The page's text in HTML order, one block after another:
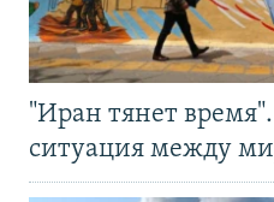
"Иран тянет
ситуация между